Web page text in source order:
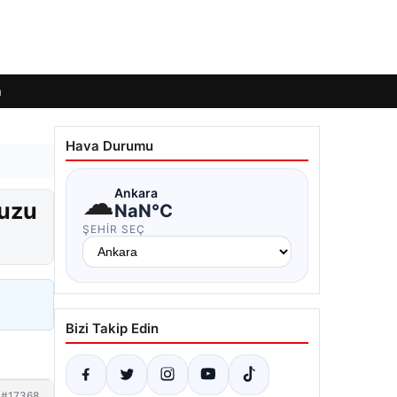
Hava Durumu
☁Ankara
NaN°C
ŞEHIR SEÇ
Bizi Takip Edin